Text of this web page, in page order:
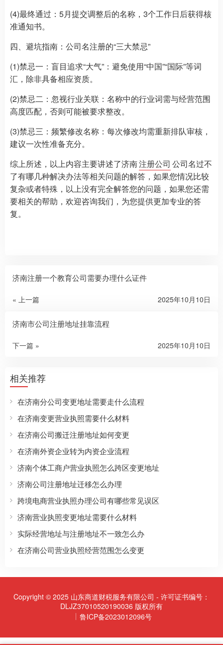
(4)最终通过：5月提交调整后的名称，3个工作日后获得核
准通知书。
四、避坑指南：公司名注册的“三大禁忌”
(1)禁忌一：盲目追求“大气”：避免使用“中国”“国际”等词
汇，除非具备相应资质。
(2)禁忌二：忽视行业关联：名称中的行业词需与经营范围
高度匹配，否则可能被要求整改。
(3)禁忌三：频繁修改名称：每次修改均需重新排队审核，
建议一次性准备充分。
综上所述，以上内容主要讲述了济南注册公司 公司名过不
了有哪几种解决办法等相关问题的解答，如果您情况比较
复杂或者特殊，以上没有完全解答您的问题，如果您还需
要相关的帮助，欢迎咨询我们，为您提供更加专业的答
复。
济南注册一个教育公司需要办理什么证件
« 上一篇 2025年10月10日
济南市公司注册地址挂靠流程
下一篇 » 2025年10月10日
相关推荐
在济南分公司变更地址需要走什么流程
在济南变更营业执照需要什么材料
在济南公司搬迁注册地址如何变更
在济南外资企业转为内资企业流程
济南个体工商户营业执照怎么跨区变更地址
济南公司注册地址迁移怎么办理
跨境电商营业执照办理公司有哪些常见误区
济南营业执照变更地址需要什么材料
实际经营地址与注册地址不一致怎么办
在济南公司营业执照经营范围怎么变更
Copyright © 2025 山东商道财税服务有限公司 - 许可证书编号：
DLJZ37010520190036 版权所有
鲁ICP备2023012096号